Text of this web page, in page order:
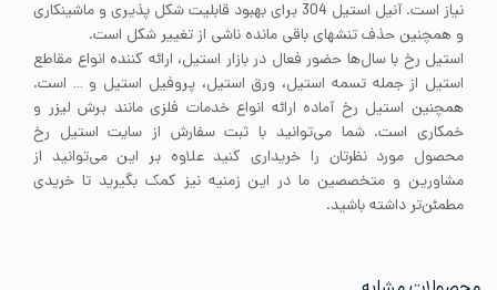
نیاز است. آنیل استیل 304 برای بهبود قابلیت شکل پذیری و ماشینکاری
و همچنین حذف تنشهای باقی مانده ناشی از تغییر شکل است.
استیل رخ با سال‌ها حضور فعال در بازار استیل، ارائه کننده انواع مقاطع
استیل از جمله تسمه استیل، ورق استیل، پروفیل استیل و … است.
همچنین استیل رخ آماده ارائه انواع خدمات فلزی مانند برش لیزر و
خمکاری است. شما می‌توانید با ثبت سفارش از سایت استیل رخ
محصول مورد نظرتان را خریداری کنید علاوه بر این می‌توانید از
مشاورین و متخصصین ما در این زمنیه نیز کمک بگیرید تا خریدی
مطمئن‌تر داشته باشید.